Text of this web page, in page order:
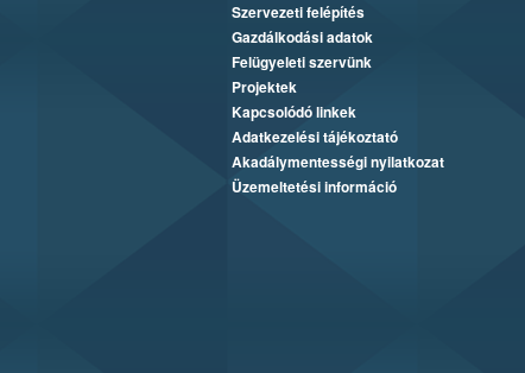
Szervezeti felépítés
Gazdálkodási adatok
Felügyeleti szervünk
Projektek
Kapcsolódó linkek
Adatkezelési tájékoztató
Akadálymentességi nyilatkozat
Üzemeltetési információ